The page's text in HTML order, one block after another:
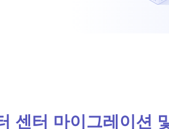
센터 마이그레이션